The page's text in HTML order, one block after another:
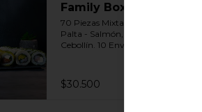
Family Box
70 Piezas Mixtas 10 Envuelto
Palta - Salmón, Queso crema ,
Cebollín. 10 Envuelto Sésamo -
10 Envuelto Ciboulette -
Camarón, queso crema, cebollín.
$30.500